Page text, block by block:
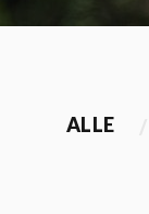
ALLE